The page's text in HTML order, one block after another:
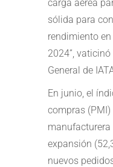
carga aérea
sólida para
rendimiento
2024”,
General de
En junio, el
compras
expansión
nuevos